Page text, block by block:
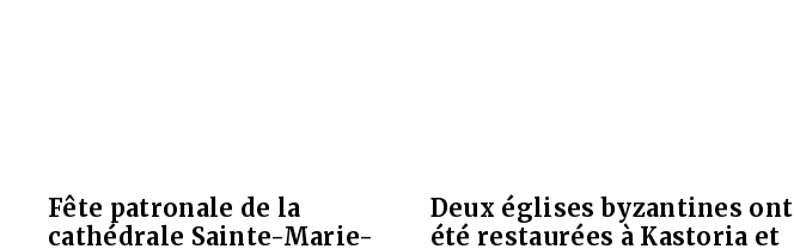
Fête patronale de la
cathédrale Sainte-Marie-
Deux églises byzantines ont
été restaurées à Kastoria et